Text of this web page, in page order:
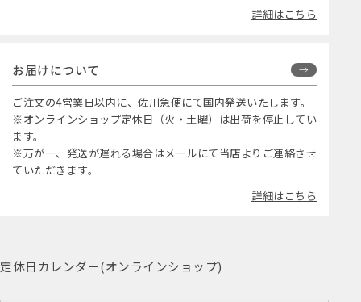
詳細はこちら
お届けについて
ご注文の4営業日以内に、佐川急便にて国内発送いたします。
※オンラインショップ定休日（火・土曜）は出荷を停止してい
ます。
※万が一、発送が遅れる場合はメールにて当店よりご連絡させ
ていただきます。
詳細はこちら
定休日カレンダー(オンラインショップ)